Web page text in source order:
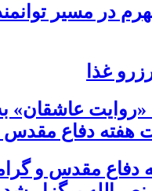
در مسیر
غذا
«روایت عاشقان»
دفاع مقدس ۱۴۰۴
دفاع مقدس و